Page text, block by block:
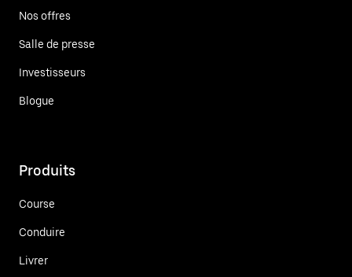
Nos offres
Salle de presse
Investisseurs
Blogue
Produits
Course
Conduire
Livrer